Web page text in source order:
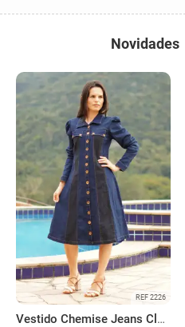
Novidades
REF 2226
Vestido Chemise Jeans Clássica Serena